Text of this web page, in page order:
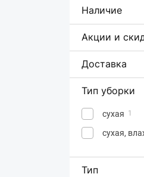
Наличие
Акции и
Доставка
Тип уборки
сухая 1
сухая,
Тип